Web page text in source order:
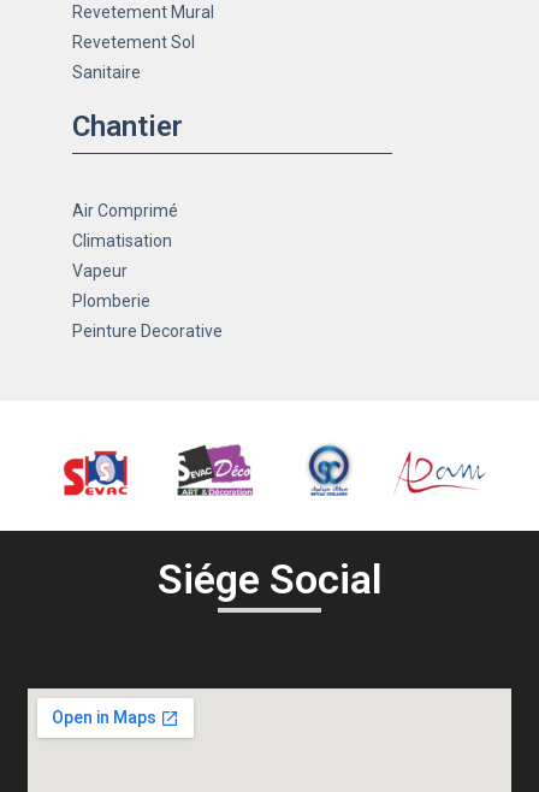
Revetement Mural
Revetement Sol
Sanitaire
Chantier
Air Comprimé
Climatisation
Vapeur
Plomberie
Peinture Decorative
Siége Social